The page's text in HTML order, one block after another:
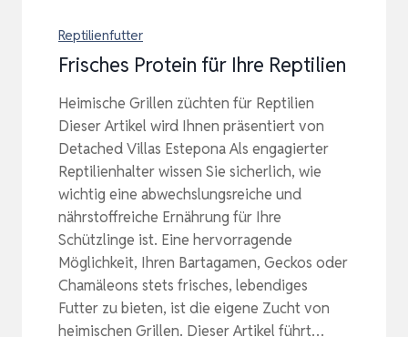
Reptilienfutter
Frisches Protein für Ihre Reptilien
Heimische Grillen züchten für Reptilien
Dieser Artikel wird Ihnen präsentiert von
Detached Villas Estepona Als engagierter
Reptilienhalter wissen Sie sicherlich, wie
wichtig eine abwechslungsreiche und
nährstoffreiche Ernährung für Ihre
Schützlinge ist. Eine hervorragende
Möglichkeit, Ihren Bartagamen, Geckos oder
Chamäleons stets frisches, lebendiges
Futter zu bieten, ist die eigene Zucht von
heimischen Grillen. Dieser Artikel führt…